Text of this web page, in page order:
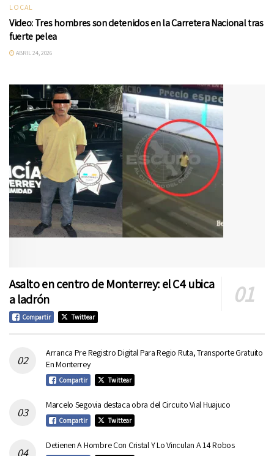
LOCAL
Video: Tres hombres son detenidos en la Carretera Nacional tras
fuerte pelea
ABRIL 24, 2026
Asalto en centro de Monterrey: el C4 ubica
a ladrón
Compartir Twittear
Arranca Pre Registro Digital Para Regio Ruta, Transporte Gratuito
En Monterrey
Compartir Twittear
Marcelo Segovia destaca obra del Circuito Vial Huajuco
Compartir Twittear
Detienen A Hombre Con Cristal Y Lo Vinculan A 14 Robos